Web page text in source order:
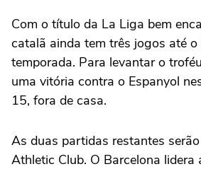
Com o título da La Liga bem
catalã ainda tem três jogos até o
temporada. Para levantar o
uma vitória contra o Espanyol
15, fora de casa.
As duas partidas restantes
Athletic Club. O Barcelona lidera